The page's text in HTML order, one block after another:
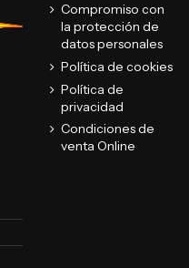
Compromiso con
la protección de
datos personales
Política de cookies
Política de
privacidad
Condiciones de
venta Online